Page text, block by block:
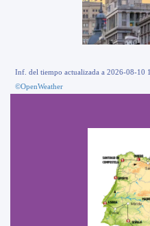
Inf. del tiempo actualizada a 2026-08-10
©OpenWeather